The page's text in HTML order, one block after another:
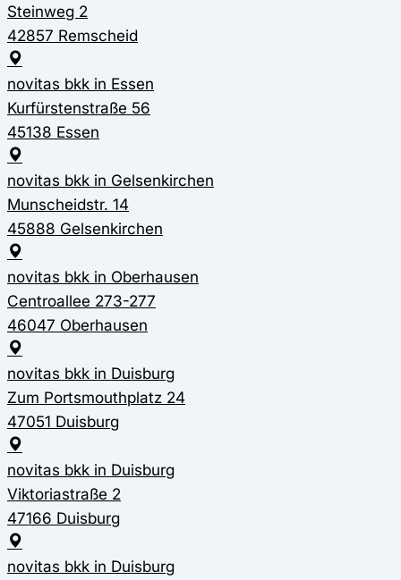
Steinweg 2
42857 Remscheid
novitas bkk in Essen
Kurfürstenstraße 56
45138 Essen
novitas bkk in Gelsenkirchen
Munscheidstr. 14
45888 Gelsenkirchen
novitas bkk in Oberhausen
Centroallee 273-277
46047 Oberhausen
novitas bkk in Duisburg
Zum Portsmouthplatz 24
47051 Duisburg
novitas bkk in Duisburg
Viktoriastraße 2
47166 Duisburg
novitas bkk in Duisburg